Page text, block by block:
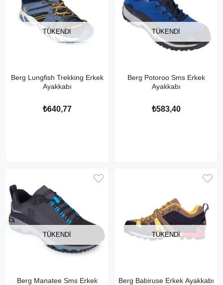
TÜKENDI
Berg Lungfish Trekking Erkek
Ayakkabı
₺640,77
TÜKENDI
Berg Potoroo Sms Erkek
Ayakkabı
₺583,40
TÜKENDI
Berg Manatee Sms Erkek
TÜKENDI
Berg Babiruse Erkek Ayakkabı